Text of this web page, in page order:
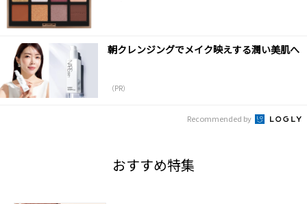
朝クレンジングでメイク映えする潤い美肌へ
（PR）
Recommended by
おすすめ特集